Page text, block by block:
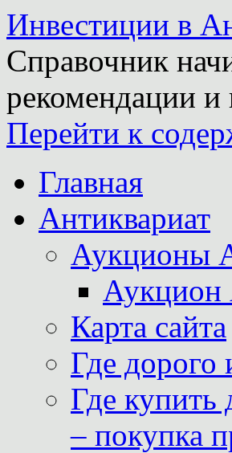
Инвестиции в
Справочник
рекомендации и
Перейти к
Главная
Антиквариат
Аукционы
Аукцион
Карта сайта
Где дорого
Где купить
– покупка